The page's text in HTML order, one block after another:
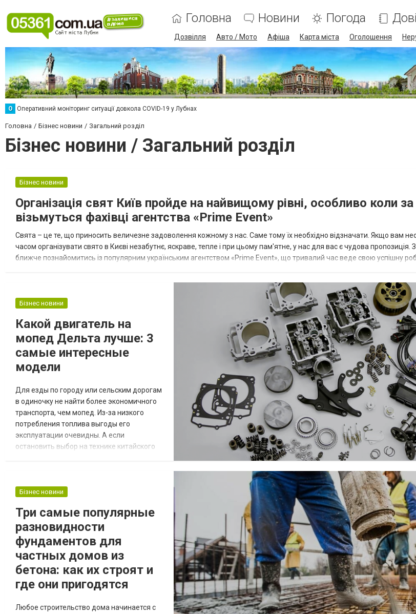
Головна Новини Погода
Дозвілля Авто / Мото Афіша Карта міста Оголошення
О Оперативний моніторинг ситуації довкола COVID-19 у Лубнах
Головна Бізнес новини Загальний розділ
Бізнес новини / Загальний розділ
Бізнес новини
Організація свят Київ пройде на найвищому рівні, особливо коли
візьмуться фахівці агентства «Prime Event»
Свята – це те, що приносить величезне задоволення кожному з нас. Саме тому їх необхідно відзначати. Якщо вам
часом організувати свято в Києві незабутнє, яскраве, тепле і при цьому пам'ятне, у нас для вас є чудова
ближче познайомитись із популярним українським агентством «Prime Event», що тривалий час веде свою успішну
Бізнес новини
Какой двигатель на
мопед Дельта лучше: 3
самые интересные
модели
Для езды по городу или сельским дорогам
в одиночку не найти более экономичного
транспорта, чем мопед. Из-за низкого
потребления топлива выгоды его
эксплуатации очевидны. А если
остановить выбор на технике китайского
ассортименте бренда есть модели с
Все они отличаются по возможностям. Для
комфортных поездок важно...
Бізнес новини
Три самые популярные
разновидности
фундаментов для
частных домов из
бетона: как их строят и
где они пригодятся
Любое строительство дома начинается с